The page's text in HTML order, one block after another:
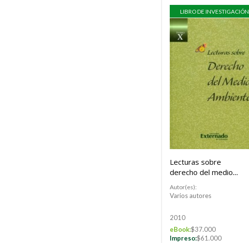
LIBRO DE INVESTIGACIÓN
Lecturas sobre
derecho del medio
Autor(es):
Varios autores
2010
eBook:$37.000
Impreso:$61.000